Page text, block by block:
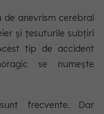
de anevrism cerebral
și țesuturile subțiri
tip de accident
se numește
frecvente. Dar